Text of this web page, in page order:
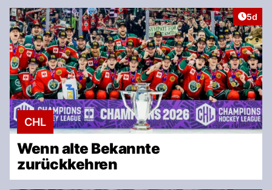
5d
CHL
Wenn alte Bekannte
zurückkehren